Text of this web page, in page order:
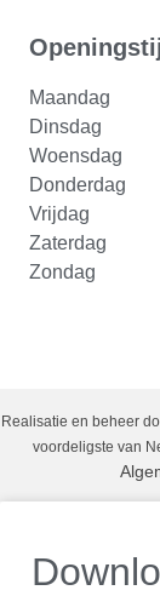
Maandag
Dinsdag
Woensdag
Donderdag
Vrijdag
Zaterdag
Zondag
Realisatie en beheer
voordeligste van